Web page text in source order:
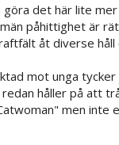
göra det här lite
påhittighet är
åt diverse
mot unga
håller på att
men inte